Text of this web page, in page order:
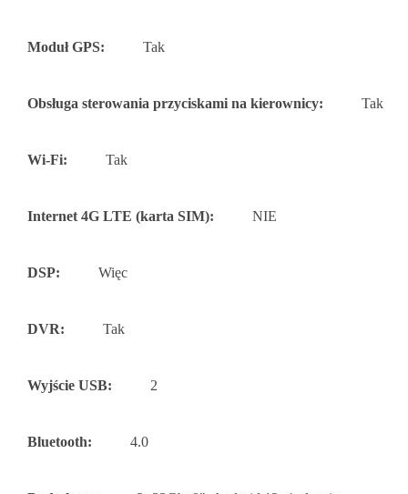
Moduł GPS: Tak
Obsługa sterowania przyciskami na kierownicy: Tak
Wi-Fi: Tak
Internet 4G LTE (karta SIM): NIE
DSP: Więc
DVR: Tak
Wyjście USB: 2
Bluetooth: 4.0